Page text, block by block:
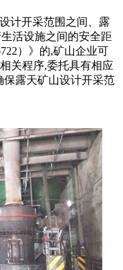
计开采范围之间、露
活设施之间的安全距
）》的,矿山企业可
关程序,委托具有相应
保露天矿山设计开采范